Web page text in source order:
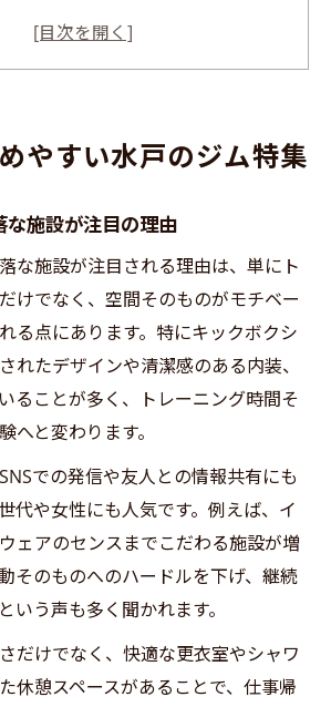
でキックボクシングが流行な背景
初心者が安心して通える工夫
シングの始めやすさと魅力解説
シングが身体に良い理由を解説
ムで女性にもおすすめな理由
ジム体験から学ぶ魅力とは
体験でキックボクシングの魅力発
の利用者が語るお洒落な雰囲気
やすいジム選びのポイントまと
ーツジムで流行する理由に迫る
ジム水戸の活用法と魅力を紹介
分を目指すキックボクシング効果
でカッコよさを磨くキック体験
やすい水戸のジム特集
な施設が注目の理由
な施設が注目される理由は、単にト
けでなく、空間そのものがモチベー
る点にあります。特にキックボクシ
れたデザインや清潔感のある内装、
ることが多く、トレーニング時間そ
へと変わります。
での発信や友人との情報共有にも
代や女性にも人気です。例えば、イ
ェアのセンスまでこだわる施設が増
そのものへのハードルを下げ、継続
いう声も多く聞かれます。
だけでなく、快適な更衣室やシャワ
休憩スペースがあることで、仕事帰